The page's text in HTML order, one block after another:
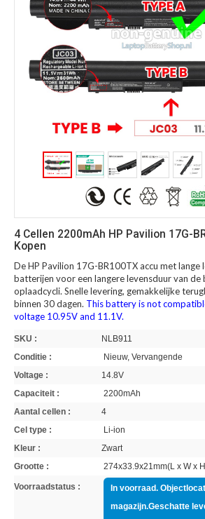
4 Cellen 2200mAh HP Pavilion 17G-
Kopen
De HP Pavilion 17G-BR100TX accu met lange
batterijen voor een langere levensduur van de
oplaadcycli. Snelle levering, gemakkelijke
binnen 30 dagen. This battery is not
voltage 10.95V and 11.1V.
SKU :
NLB911
Conditie :
Nieuw, Vervangende
Voltage :
14.8V
Capaciteit :
2200mAh
Aantal cellen :
4
Cel type :
Li-ion
Kleur :
Zwart
Grootte :
274x33.9x21mm(L x W x
Voorraadstatus :
In voorraad.
magazijn.Geschatte